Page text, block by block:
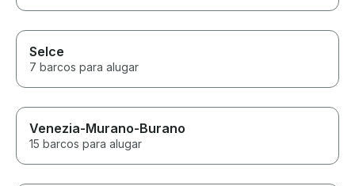
Selce
7 barcos para alugar
Venezia-Murano-Burano
15 barcos para alugar